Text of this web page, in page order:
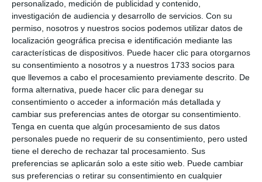
personalizado, medición de publicidad y contenido,
investigación de audiencia y desarrollo de servicios. Con su
permiso, nosotros y nuestros socios podemos utilizar datos de
localización geográfica precisa e identificación mediante las
características de dispositivos. Puede hacer clic para otorgarnos
su consentimiento a nosotros y a nuestros 1733 socios para
que llevemos a cabo el procesamiento previamente descrito. De
forma alternativa, puede hacer clic para denegar su
consentimiento o acceder a información más detallada y
cambiar sus preferencias antes de otorgar su consentimiento.
Tenga en cuenta que algún procesamiento de sus datos
personales puede no requerir de su consentimiento, pero usted
tiene el derecho de rechazar tal procesamiento. Sus
preferencias se aplicarán solo a este sitio web. Puede cambiar
sus preferencias o retirar su consentimiento en cualquier